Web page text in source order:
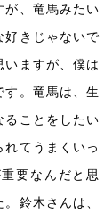
が、竜馬みたい
好きじゃないで
ますが、僕は
す。竜馬は、生
ることをしたい
てうまくいっ
要なんだと思
鈴木さんは、